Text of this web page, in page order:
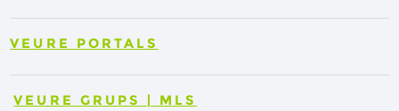
VEURE PORTALS
VEURE GRUPS | MLS